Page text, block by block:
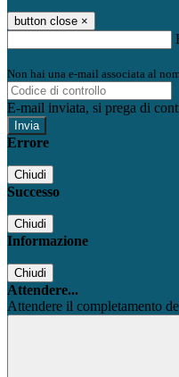
button close ×
Non hai una e-mail associata al
E-mail inviata, si prega di
Errore
Chiudi
Successo
Chiudi
Informazione
Chiudi
Attendere...
Attendere il completamento